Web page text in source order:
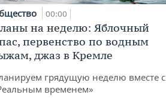
00:00
на неделю: Яблочный
первенство по водным
джаз в Кремле
грядущую неделю вместе с
временем»